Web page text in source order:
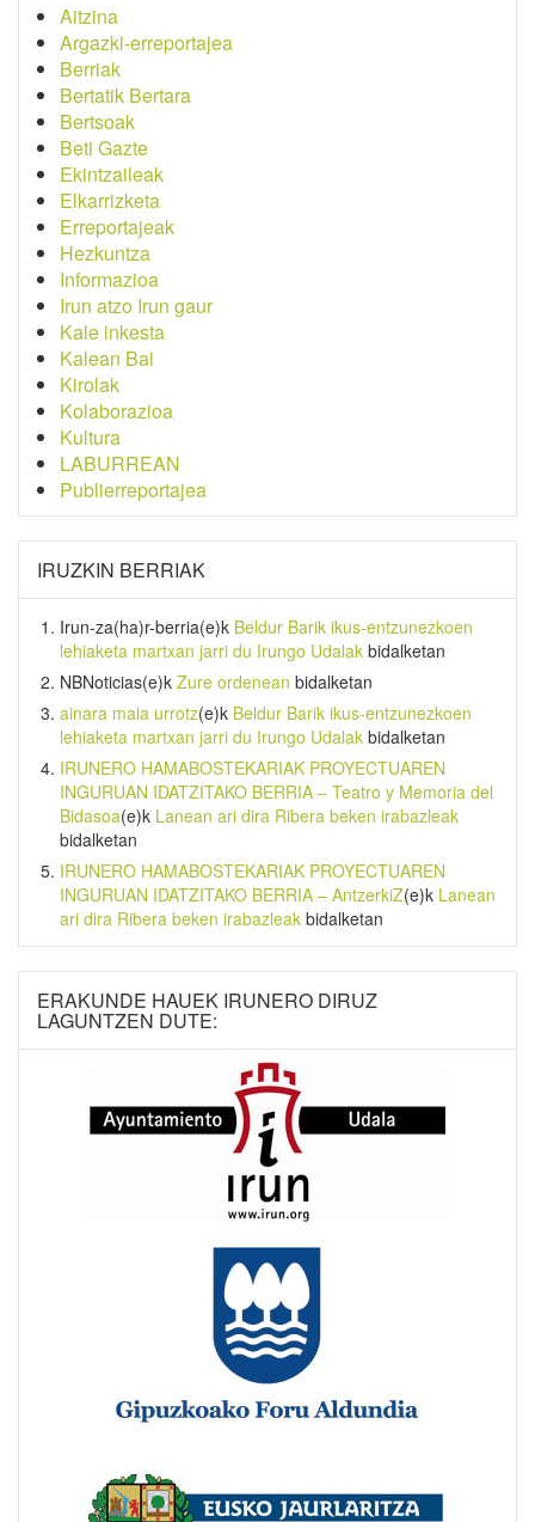
Aitzina
Argazki-erreportajea
Berriak
Bertatik Bertara
Bertsoak
Beti Gazte
Ekintzaileak
Elkarrizketa
Erreportajeak
Hezkuntza
Informazioa
Irun atzo Irun gaur
Kale inkesta
Kalean Bai
Kirolak
Kolaborazioa
Kultura
LABURREAN
Publierreportajea
IRUZKIN BERRIAK
Irun-za(ha)r-berria(e)k Beldur Barik ikus-entzunezkoen
lehiaketa martxan jarri du Irungo Udalak bidalketan
NBNoticias(e)k Zure ordenean bidalketan
ainara maia urrotz(e)k Beldur Barik ikus-entzunezkoen
lehiaketa martxan jarri du Irungo Udalak bidalketan
IRUNERO HAMABOSTEKARIAK PROYECTUAREN
INGURUAN IDATZITAKO BERRIA – Teatro y Memoria del
Bidasoa(e)k Lanean ari dira Ribera beken irabazleak
bidalketan
IRUNERO HAMABOSTEKARIAK PROYECTUAREN
INGURUAN IDATZITAKO BERRIA – AntzerkiZ(e)k Lanean
ari dira Ribera beken irabazleak bidalketan
ERAKUNDE HAUEK IRUNERO DIRUZ
LAGUNTZEN DUTE: